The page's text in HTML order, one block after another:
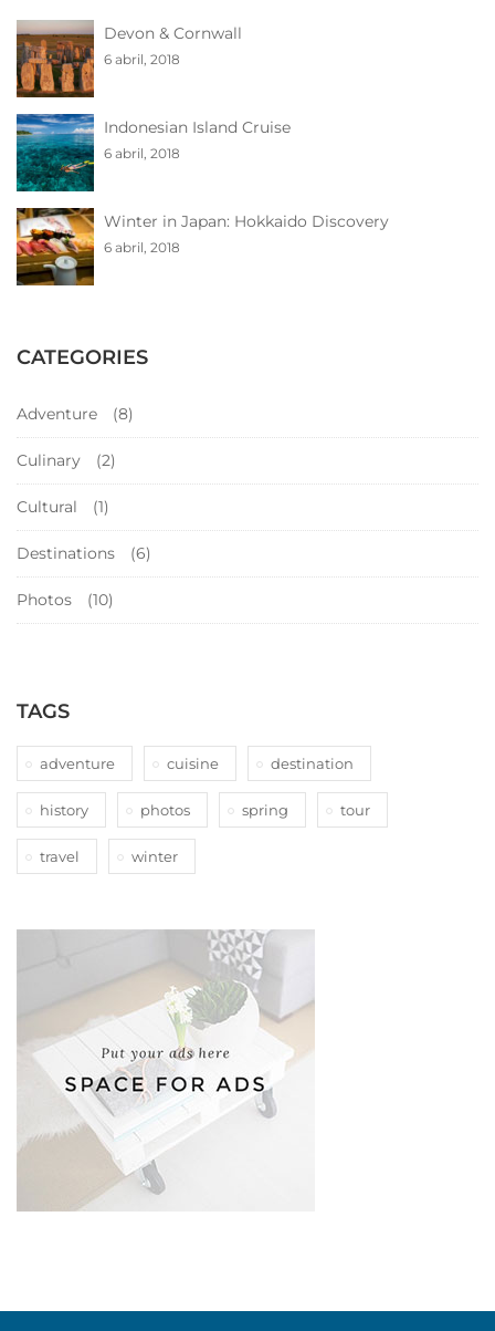
Devon & Cornwall
6 abril, 2018
Indonesian Island Cruise
6 abril, 2018
Winter in Japan: Hokkaido Discovery
6 abril, 2018
CATEGORIES
Adventure (8)
Culinary (2)
Cultural (1)
Destinations (6)
Photos (10)
TAGS
adventure cuisine destination
history photos spring tour
travel winter